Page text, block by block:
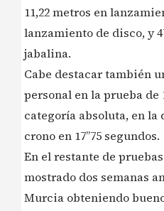
11,22 metros en
lanzamiento de disco, y
jabalina.
Cabe destacar también
personal en la prueba de
categoría absoluta, en
crono en 17”75 segundos.
En el restante de
mostrado dos semanas
Murcia obteniendo